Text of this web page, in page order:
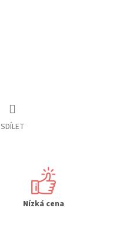
SDÍLET
Nízká cena